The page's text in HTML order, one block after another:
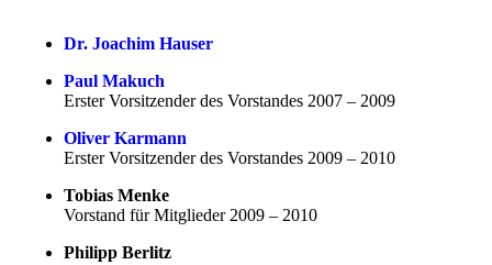
Dr. Joachim Hauser
Paul Makuch
Erster Vorsitzender des Vorstandes 2007 – 2009
Oliver Karmann
Erster Vorsitzender des Vorstandes 2009 – 2010
Tobias Menke
Vorstand für Mitglieder 2009 – 2010
Philipp Berlitz